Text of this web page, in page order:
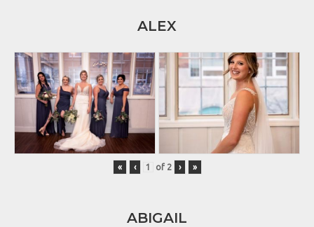
ALEX
« ‹ of 2 › »
ABIGAIL